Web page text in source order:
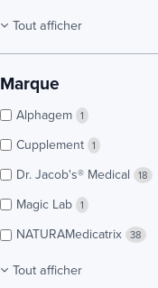
Tout afficher
Marque
Alphagem 1
Cupplement 1
Dr. Jacob's® Medical 18
Magic Lab 1
NATURAMedicatrix 38
Tout afficher